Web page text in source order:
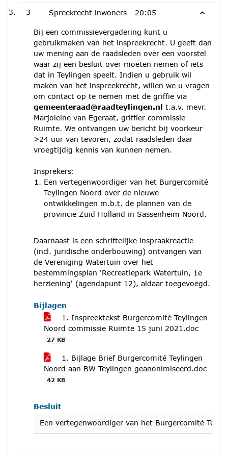
3 Spreekrecht inwoners - 20:05
Bij een commissievergadering kunt u
gebruikmaken van het inspreekrecht. U geeft dan
uw mening aan de raadsleden over een voorstel
waar zij een besluit over moeten nemen of iets
dat in Teylingen speelt. Indien u gebruik wil
maken van het inspreekrecht, willen we u vragen
om contact op te nemen met de griffie via
gemeenteraad@raadteylingen.nl t.a.v. mevr.
Marjoleine van Egeraat, griffier commissie
Ruimte. We ontvangen uw bericht bij voorkeur
>24 uur van tevoren, zodat raadsleden daar
vroegtijdig kennis van kunnen nemen.
Insprekers:
Een vertegenwoordiger van het Burgercomité
Teylingen Noord over de nieuwe
ontwikkelingen m.b.t. de plannen van de
provincie Zuid Holland in Sassenheim Noord.
Daarnaast is een schriftelijke inspraakreactie
(incl. juridische onderbouwing) ontvangen van
de Vereniging Watertuin over het
bestemmingsplan 'Recreatiepark Watertuin, 1e
herziening' (agendapunt 12), aldaar toegevoegd.
Bijlagen
1. Inspreektekst Burgercomité Teylingen
Noord commissie Ruimte 15 juni 2021.doc
27 KB
1. Bijlage Brief Burgercomité Teylingen
Noord aan BW Teylingen geanonimiseerd.doc
42 KB
Besluit
Een vertegenwoordiger van het Burgercomité